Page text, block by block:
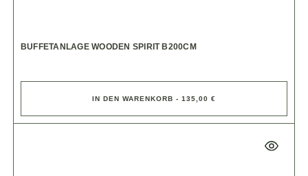
BUFFETANLAGE WOODEN SPIRIT B200CM
IN DEN WARENKORB - 135,00 €